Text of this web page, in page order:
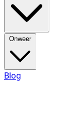
Onweer
Blog